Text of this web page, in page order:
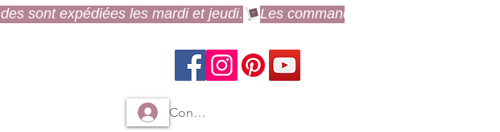
Connexion à mon compte